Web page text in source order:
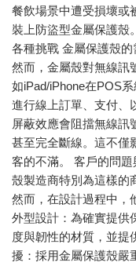
餐飲場景中遭受損壞或
裝上防盜型金屬保護殼
各種挑戰 金屬保護殼
然而，金屬殼對無線訊
如iPad/iPhone在POS
進行線上訂單、支付、
屏蔽效應會阻擋無線訊
甚至完全斷線。這不僅
客的不滿。 客戶的問
殼製造商特別為這樣的
然而，在設計過程中，
外型設計：為確實提供
度與韌性的材質，並提
擾：採用金屬保護殼嚴